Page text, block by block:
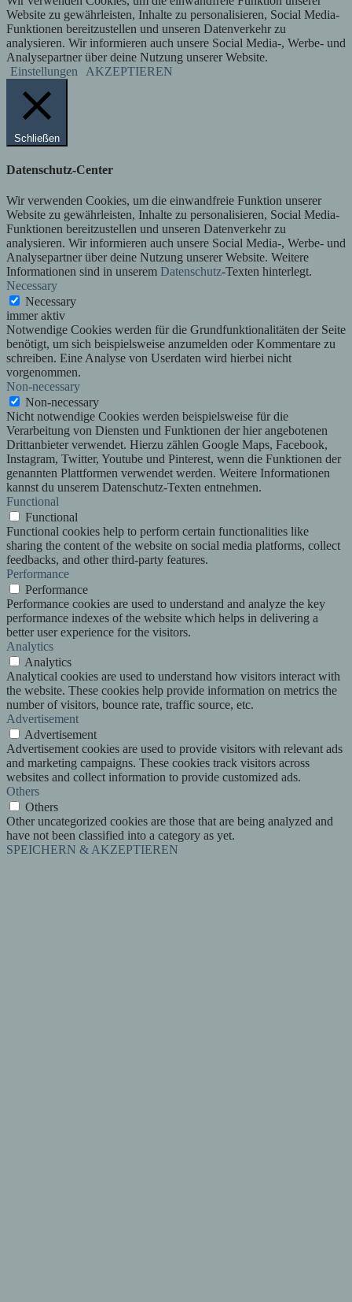
Website zu gewährleisten, Inhalte zu personalisieren, Social Media-
Funktionen bereitzustellen und unseren Datenverkehr zu
analysieren. Wir informieren auch unsere Social Media-, Werbe- und
Analysepartner über deine Nutzung unserer Website.
Einstellungen
AKZEPTIEREN
Schließen
Datenschutz-Center
Wir verwenden Cookies, um die einwandfreie Funktion unserer
Website zu gewährleisten, Inhalte zu personalisieren, Social Media-
Funktionen bereitzustellen und unseren Datenverkehr zu
analysieren. Wir informieren auch unsere Social Media-, Werbe- und
Analysepartner über deine Nutzung unserer Website. Weitere
Informationen sind in unserem Datenschutz-Texten hinterlegt.
Necessary
Necessary
immer aktiv
Notwendige Cookies werden für die Grundfunktionalitäten der Seite
benötigt, um sich beispielsweise anzumelden oder Kommentare zu
schreiben. Eine Analyse von Userdaten wird hierbei nicht
vorgenommen.
Non-necessary
Non-necessary
Nicht notwendige Cookies werden beispielsweise für die
Verarbeitung von Diensten und Funktionen der hier angebotenen
Drittanbieter verwendet. Hierzu zählen Google Maps, Facebook,
Instagram, Twitter, Youtube und Pinterest, wenn die Funktionen der
genannten Plattformen verwendet werden. Weitere Informationen
kannst du unserem Datenschutz-Texten entnehmen.
Functional
Functional
Functional cookies help to perform certain functionalities like
sharing the content of the website on social media platforms, collect
feedbacks, and other third-party features.
Performance
Performance
Performance cookies are used to understand and analyze the key
performance indexes of the website which helps in delivering a
better user experience for the visitors.
Analytics
Analytics
Analytical cookies are used to understand how visitors interact with
the website. These cookies help provide information on metrics the
number of visitors, bounce rate, traffic source, etc.
Advertisement
Advertisement
Advertisement cookies are used to provide visitors with relevant ads
and marketing campaigns. These cookies track visitors across
websites and collect information to provide customized ads.
Others
Others
Other uncategorized cookies are those that are being analyzed and
have not been classified into a category as yet.
SPEICHERN & AKZEPTIEREN